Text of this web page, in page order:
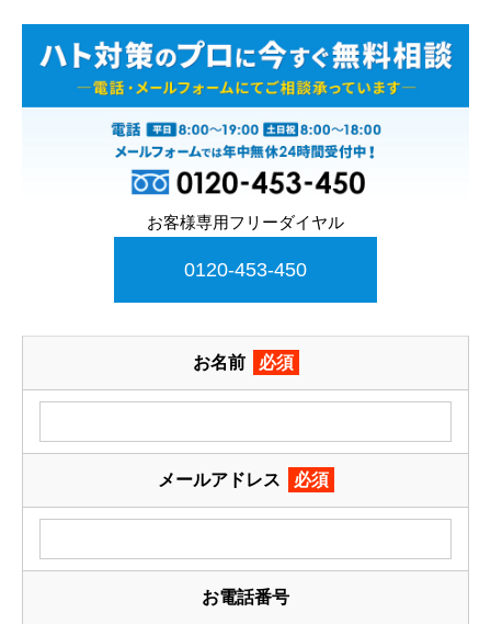
お客様専用フリーダイヤル
0120-453-450
お名前 必須
メールアドレス 必須
お電話番号